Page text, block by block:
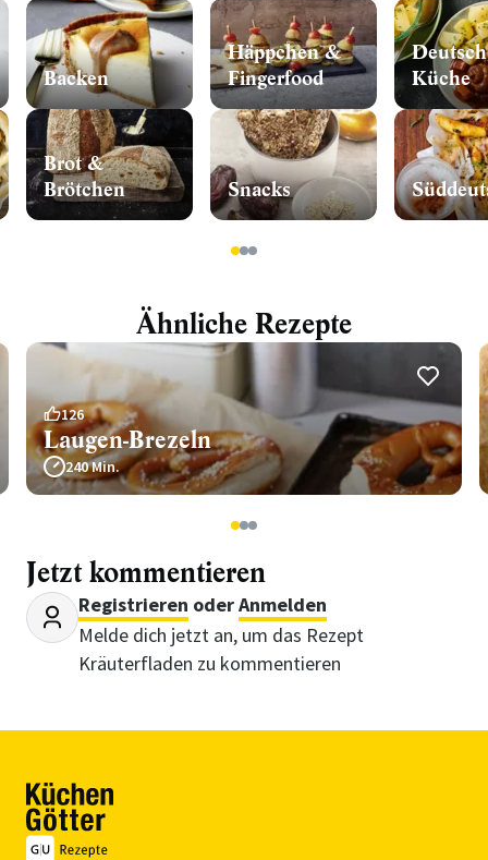
Backen
Brot &
Brötchen
Häppchen &
Fingerfood
Snacks
Küche
123
Ähnliche Rezepte
126
Laugen-Brezeln
240 Min.
123
Jetzt kommentieren
Registrieren oderAnmelden
Melde dich jetzt an, um das Rezept
Kräuterfladen zu kommentieren